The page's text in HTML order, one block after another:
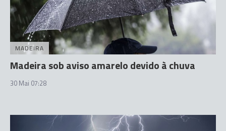
MADEIRA
Madeira sob aviso amarelo devido à chuva
30 Mai 07:28